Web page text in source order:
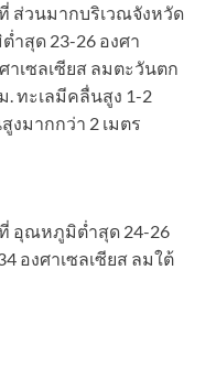
ส่วนมากบริเวณจังหวัด
ำสุด 23-26 องศา
าเซลเซียส ลมตะวันตก
. ทะเลมีคลื่นสูง 1-2
มากกว่า 2 เมตร
อุณหภูมิต่ำสุด 24-26
องศาเซลเซียส ลมใต้